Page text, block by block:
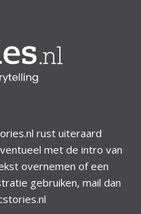
rust uiteraard
met de intro van
overnemen of een
gebruiken, mail dan